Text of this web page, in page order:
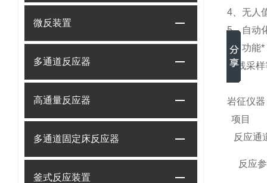
微反装置
多通道反应器
高通量反应器
多通道固定床反应器
釜式反应装置
4、 无人
5、 自动
6、功能*
离线采
岩征仪器
项目
反应通
反应